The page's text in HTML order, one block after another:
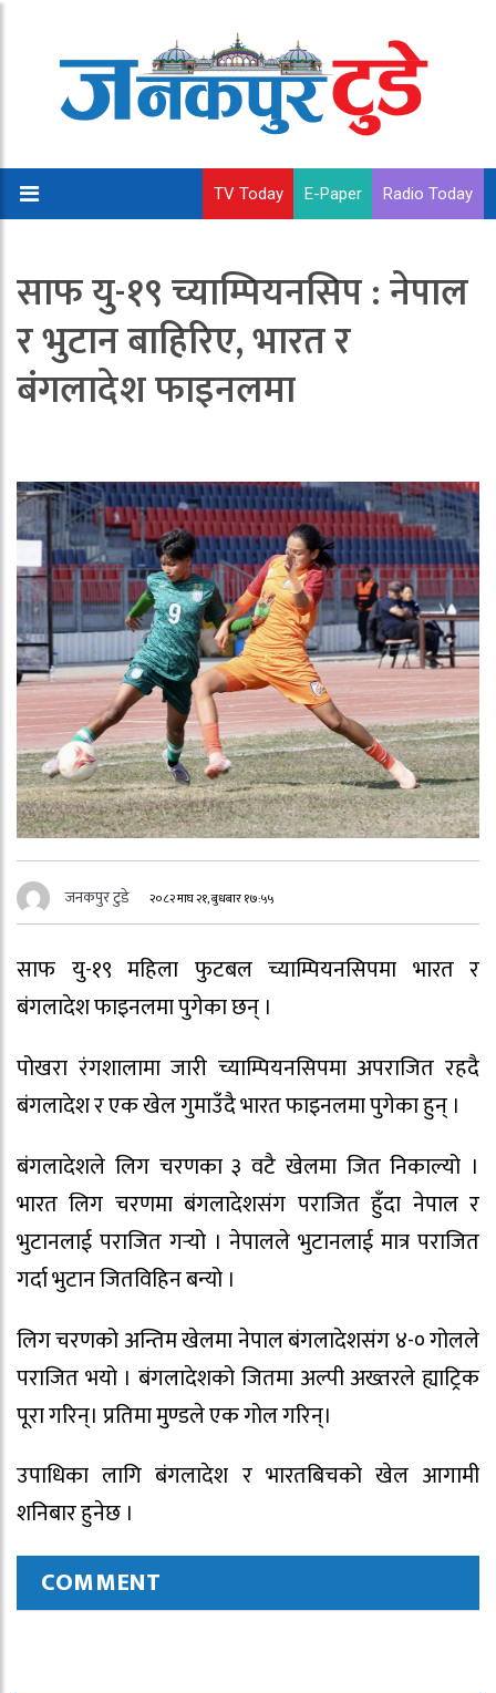
TV Today E-Paper Radio Today
साफ यु-१९ च्याम्पियनसिप : नेपाल
र भुटान बाहिरिए, भारत र
बंगलादेश फाइनलमा
जनकपुर टुडे २०८२ माघ २१, बुधबार १७:५५
साफ यु-१९ महिला फुटबल च्याम्पियनसिपमा भारत र
बंगलादेश फाइनलमा पुगेका छन् ।
पोखरा रंगशालामा जारी च्याम्पियनसिपमा अपराजित रहदै
बंगलादेश र एक खेल गुमाउँदै भारत फाइनलमा पुगेका हुन् ।
बंगलादेशले लिग चरणका ३ वटै खेलमा जित निकाल्यो ।
भारत लिग चरणमा बंगलादेशसंग पराजित हुँदा नेपाल र
भुटानलाई पराजित गर्‍यो । नेपालले भुटानलाई मात्र पराजित
गर्दा भुटान जितविहिन बन्यो ।
लिग चरणको अन्तिम खेलमा नेपाल बंगलादेशसंग ४-० गोलले
पराजित भयो । बंगलादेशको जितमा अल्पी अख्तरले ह्याट्रिक
पूरा गरिन्। प्रतिमा मुण्डले एक गोल गरिन्।
उपाधिका लागि बंगलादेश र भारतबिचको खेल आगामी
शनिबार हुनेछ ।
COMMENT